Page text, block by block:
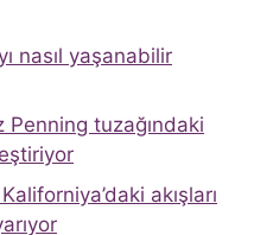
nasıl yaşanabilir
Penning tuzağındaki
akışları